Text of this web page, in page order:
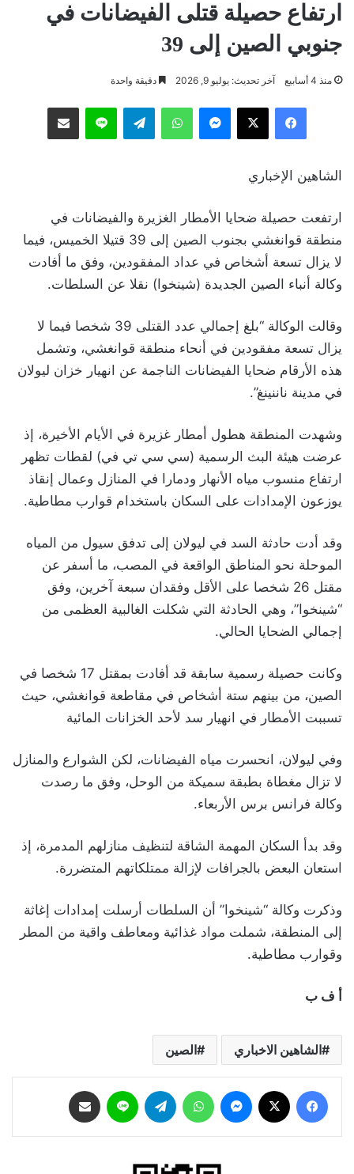
ارتفاع حصيلة قتلى الفيضانات في
جنوبي الصين إلى 39
منذ 4 أسابيع آخر تحديث: يوليو 9, 2026 دقيقة واحدة
فيسبوك ‫X ماسنجر واتساب تيلقرام لاين مشاركة عبر البريد
الشاهين الإخباري
ارتفعت حصيلة ضحايا الأمطار الغزيرة والفيضانات في
منطقة قوانغشي بجنوب الصين إلى 39 قتيلا الخميس، فيما
لا يزال تسعة أشخاص في عداد المفقودين، وفق ما أفادت
وكالة أنباء الصين الجديدة (شينخوا) نقلا عن السلطات.
وقالت الوكالة “بلغ إجمالي عدد القتلى 39 شخصا فيما لا
يزال تسعة مفقودين في أنحاء منطقة قوانغشي، وتشمل
هذه الأرقام ضحايا الفيضانات الناجمة عن انهيار خزان ليولان
في مدينة ناننينغ”.
وشهدت المنطقة هطول أمطار غزيرة في الأيام الأخيرة، إذ
عرضت هيئة البث الرسمية (سي سي تي في) لقطات تظهر
ارتفاع منسوب مياه الأنهار ودمارا في المنازل وعمال إنقاذ
يوزعون الإمدادات على السكان باستخدام قوارب مطاطية.
وقد أدت حادثة السد في ليولان إلى تدفق سيول من المياه
الموحلة نحو المناطق الواقعة في المصب، ما أسفر عن
مقتل 26 شخصا على الأقل وفقدان سبعة آخرين، وفق
“شينخوا”، وهي الحادثة التي شكلت الغالبية العظمى من
إجمالي الضحايا الحالي.
وكانت حصيلة رسمية سابقة قد أفادت بمقتل 17 شخصا في
الصين، من بينهم ستة أشخاص في مقاطعة قوانغشي، حيث
تسببت الأمطار في انهيار سد لأحد الخزانات المائية
وفي ليولان، انحسرت مياه الفيضانات، لكن الشوارع والمنازل
لا تزال مغطاة بطبقة سميكة من الوحل، وفق ما رصدت
وكالة فرانس برس الأربعاء.
وقد بدأ السكان المهمة الشاقة لتنظيف منازلهم المدمرة، إذ
استعان البعض بالجرافات لإزالة ممتلكاتهم المتضررة.
وذكرت وكالة “شينخوا” أن السلطات أرسلت إمدادات إغاثة
إلى المنطقة، شملت مواد غذائية ومعاطف واقية من المطر
وقوارب مطاطية.
أ ف ب
الشاهين الاخباري الصين
فيسبوك ماسنجر واتساب تيلقرام لاين